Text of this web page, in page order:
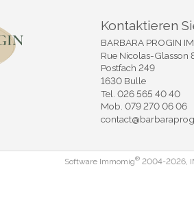
Kontaktieren
BARBARA PROGIN
Rue Nicolas-Glasson
Postfach 249
1630 Bulle
Tel. 026 565 40 40
Mob. 079 270 06 06
Software Immomig®2004-2026,